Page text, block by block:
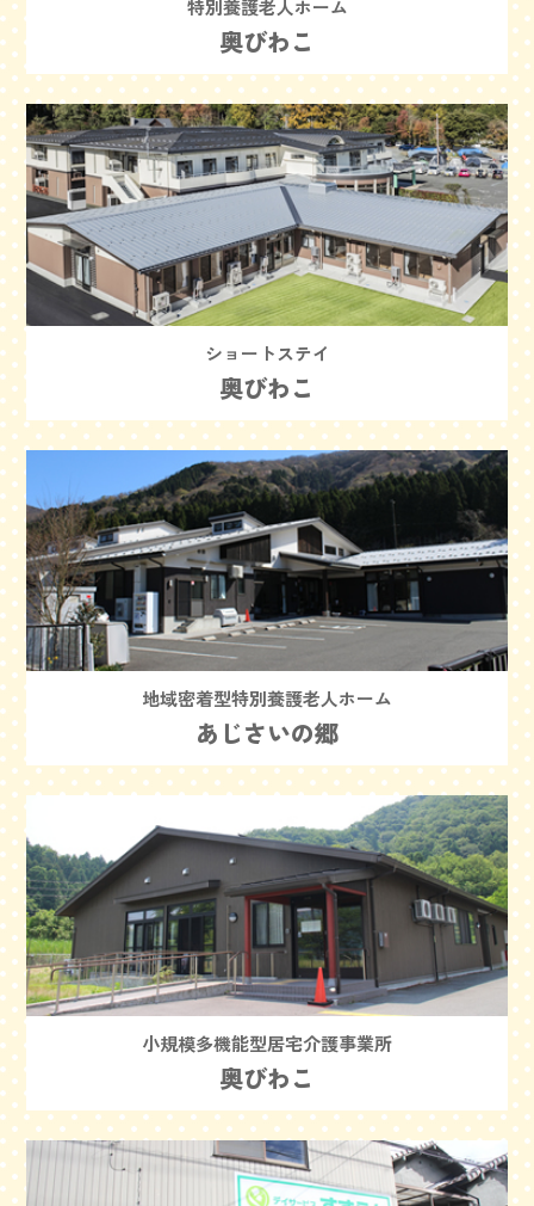
特別養護老人ホーム
奥びわこ
ショートステイ
奥びわこ
地域密着型特別養護老人ホーム
あじさいの郷
小規模多機能型居宅介護事業所
奥びわこ